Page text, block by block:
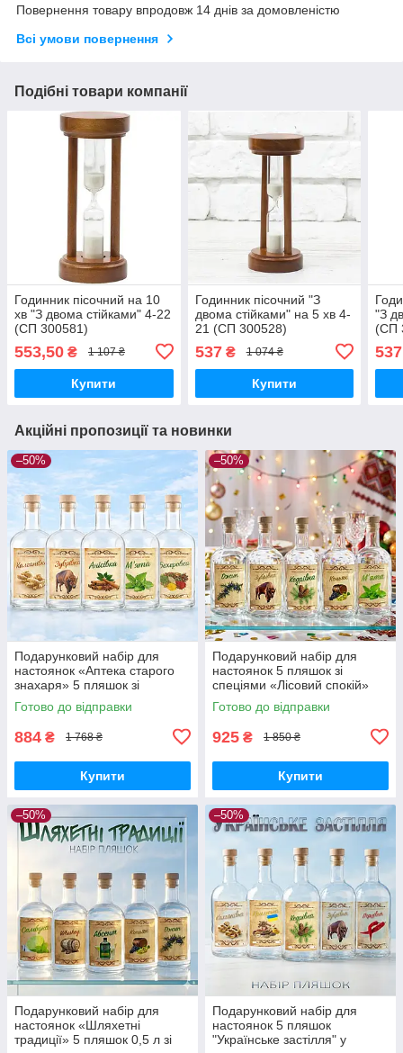
Повернення товару впродовж 14 днів за домовленістю
Всі умови повернення
Подібні товари компанії
Годинник пісочний на 10
хв "З двома стійками" 4-22
(СП 300581)
553,50 ₴ 1 107 ₴
Купити
Годинник пісочний "З
двома стійками" на 5 хв 4-
21 (СП 300528)
537₴ 1 074 ₴
Купити
"З
(СП
537
Акційні пропозиції та новинки
–50%
Подарунковий набір для
настоянок «Аптека старого
знахаря» 5 пляшок зі
спеціями, бокс для наливок,
подарунок чоловіку
Готово до відправки
884 ₴ 1 768 ₴
Купити
–50%
Подарунковий набір для
настоянок 5 пляшок зі
спеціями «Лісовий спокій»
бокс для ароматизованих
міцних напоїв
Готово до відправки
925 ₴ 1 850 ₴
Купити
–50%
Подарунковий набір для
настоянок «Шляхетні
традиції» 5 пляшок 0,5 л зі
–50%
Подарунковий набір для
настоянок 5 пляшок
"Українське застілля" у